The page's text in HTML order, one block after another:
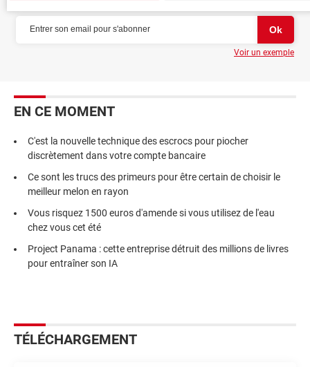
Voir un exemple
EN CE MOMENT
C'est la nouvelle technique des escrocs pour piocher
discrètement dans votre compte bancaire
Ce sont les trucs des primeurs pour être certain de choisir le
meilleur melon en rayon
Vous risquez 1500 euros d'amende si vous utilisez de l'eau
chez vous cet été
Project Panama : cette entreprise détruit des millions de livres
pour entraîner son IA
TÉLÉCHARGEMENT